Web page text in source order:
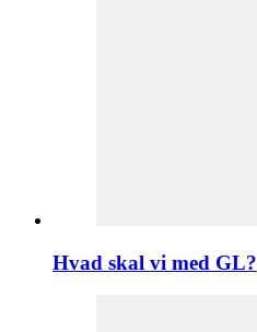
Hvad skal vi med GL?